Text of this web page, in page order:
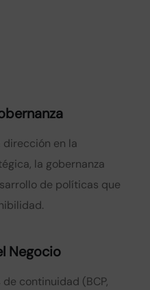
dirección en la
la gobernanza
de políticas que
Negocio
continuidad (BCP,